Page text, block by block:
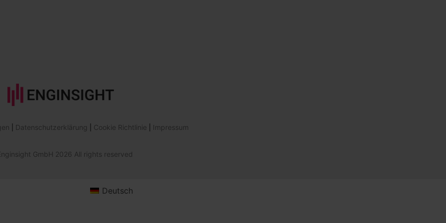
Datenschutzerklärung Cookie Richtlinie Impressum
GmbH 2026 All rights reserved
Deutsch